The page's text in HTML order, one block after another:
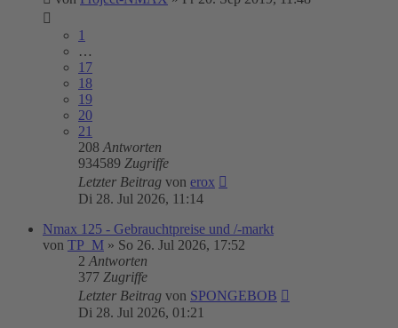
1
…
17
18
19
20
21
208 Antworten
934589 Zugriffe
Letzter Beitrag von erox
Di 28. Jul 2026, 11:14
Nmax 125 - Gebrauchtpreise und /-markt
von TP_M » So 26. Jul 2026, 17:52
2 Antworten
377 Zugriffe
Letzter Beitrag von SPONGEBOB
Di 28. Jul 2026, 01:21